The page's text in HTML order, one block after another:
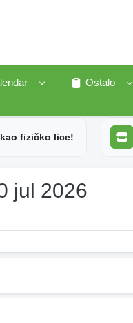
Ostalo
kao fizičko lice!
jul 2026